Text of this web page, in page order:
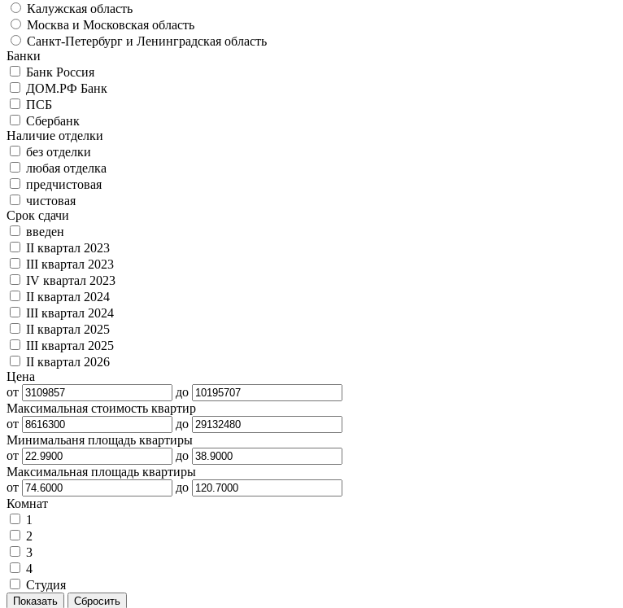
Калужская область
Москва и Московская область
Санкт-Петербург и Ленинградская область
Банки
Банк Россия
ДОМ.РФ Банк
ПСБ
Сбербанк
Наличие отделки
без отделки
любая отделка
предчистовая
чистовая
Срок сдачи
введен
II квартал 2023
III квартал 2023
IV квартал 2023
II квартал 2024
III квартал 2024
II квартал 2025
III квартал 2025
II квартал 2026
Цена
от
до
Максимальная стоимость квартир
от
до
Минимальаня площадь квартиры
от
до
Максимальная площадь квартиры
от
до
Комнат
1
2
3
4
Студия